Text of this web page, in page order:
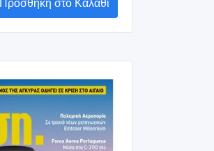
Προσθήκη στο Καλάθι